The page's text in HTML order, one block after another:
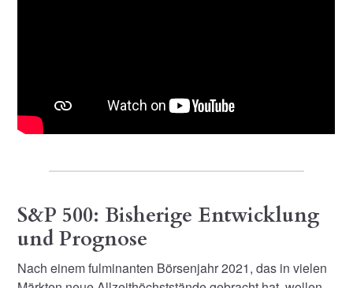
S&P 500: Bisherige Entwicklung
und Prognose
Nach einem fulminanten Börsenjahr 2021, das in vielen